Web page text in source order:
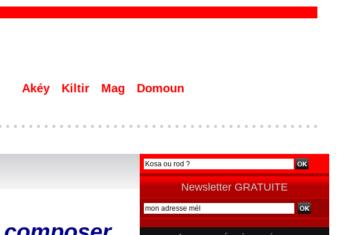
Akéy Kiltir Mag Domoun
Newsletter GRATUITE